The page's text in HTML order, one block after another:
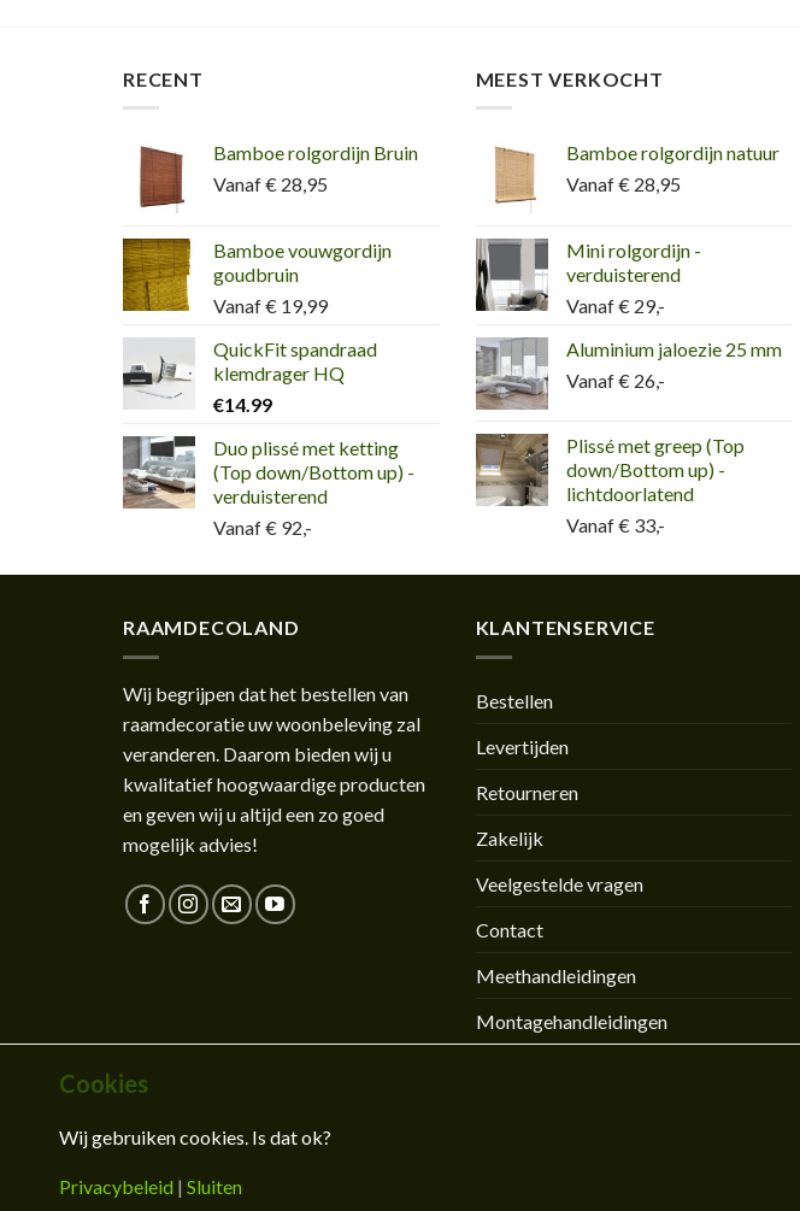
RECENT
Bamboe rolgordijn Bruin
Vanaf € 28,95
Bamboe vouwgordijn
goudbruin
Vanaf € 19,99
QuickFit spandraad
klemdrager HQ
€14.99
Duo plissé met ketting
(Top down/Bottom up) -
verduisterend
Vanaf € 92,-
MEEST VERKOCHT
Bamboe rolgordijn natuur
Vanaf € 28,95
Mini rolgordijn -
verduisterend
Vanaf € 29,-
Aluminium jaloezie 25 mm
Vanaf € 26,-
Plissé met greep (Top
down/Bottom up) -
lichtdoorlatend
Vanaf € 33,-
RAAMDECOLAND
Wij begrijpen dat het bestellen van
raamdecoratie uw woonbeleving zal
veranderen. Daarom bieden wij u
kwalitatief hoogwaardige producten
en geven wij u altijd een zo goed
mogelijk advies!
KLANTENSERVICE
Bestellen
Levertijden
Retourneren
Zakelijk
Veelgestelde vragen
Contact
Meethandleidingen
Montagehandleidingen
CONTACT
Copyright Raamdecoland 2026 © |
Cookies
Wij gebruiken cookies. Is dat ok?
Privacybeleid | Sluiten